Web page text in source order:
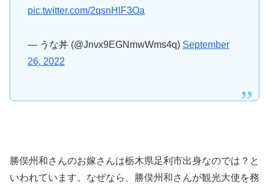
pic.twitter.com/2qsnHlF3Oa
— うな丼 (@Jnvx9EGNmwWms4q) September
26, 2022
勝俣州和さんのお嫁さんは栃木県足利市出身なのでは？と
いわれています。なぜなら、勝俣州和さんが観光大使を務